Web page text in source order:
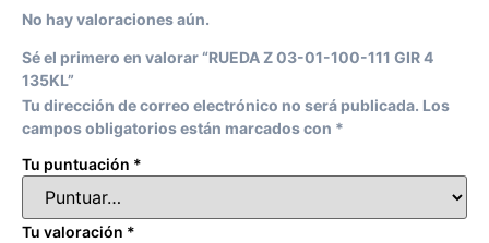
No hay valoraciones aún.
Sé el primero en valorar “RUEDA Z 03-01-100-111 GIR 4
135KL”
Tu dirección de correo electrónico no será publicada. Los
campos obligatorios están marcados con *
Tu puntuación *
Tu valoración *